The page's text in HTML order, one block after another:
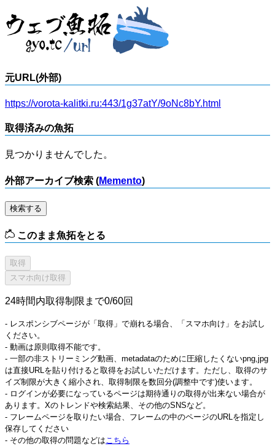
元URL(外部)
https://vorota-kalitki.ru:443/1g37atY/9oNc8bY.html
取得済みの魚拓
見つかりませんでした。
外部アーカイブ検索 (Memento)
検索する
このまま魚拓をとる
24時間内取得制限まで0/60回
- レスポンシブページが「取得」で崩れる場合、「スマホ向け」をお試し
ください。
- 動画は原則取得不能です。
- 一部の非ストリーミング動画、metadataのために圧縮したくないpng,jpg
は直接URLを貼り付けると取得をお試しいただけます。ただし、取得のサ
イズ制限が大きく縮小され、取得制限を数回分(調整中です)使います。
- ログインが必要になっているページは期待通りの取得が出来ない場合が
あります。Xのトレンドや検索結果、その他のSNSなど。
- フレームページを取りたい場合、フレームの中のページのURLを指定し
保存してください
- その他の取得の問題などはこちら